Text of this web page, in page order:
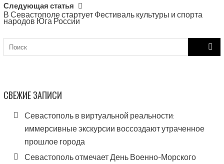
Следующая статья
В Севастополе стартует Фестиваль культуры и спорта
народов Юга России
Search
СВЕЖИЕ ЗАПИСИ
Севастополь в виртуальной реальности:
иммерсивные экскурсии воссоздают утраченное
прошлое города
Севастополь отмечает День Военно-Морского